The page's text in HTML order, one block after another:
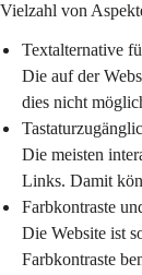
Vielzahl von
Textalternative
Die auf der
dies nicht
Die meisten
Links. Damit
Farbkontraste
Die Website ist
Farbkontraste